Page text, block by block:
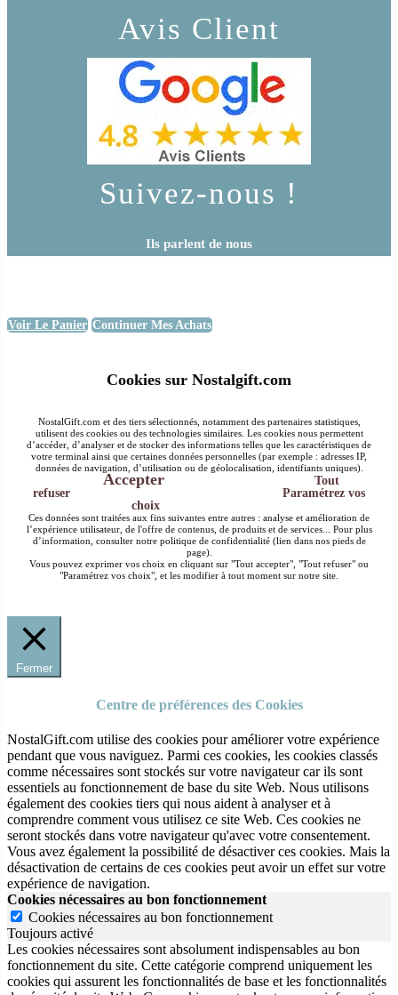
Avis Client
Suivez-nous !
Ils parlent de nous
Voir Le Panier Continuer Mes Achats
Cookies sur Nostalgift.com
NostalGift.com et des tiers sélectionnés, notamment des partenaires statistiques,
utilisent des cookies ou des technologies similaires. Les cookies nous permettent
d’accéder, d’analyser et de stocker des informations telles que les caractéristiques de
votre terminal ainsi que certaines données personnelles (par exemple : adresses IP,
données de navigation, d’utilisation ou de géolocalisation, identifiants uniques).
Accepter
Tout
refuser
Paramétrez vos
choix
Ces données sont traitées aux fins suivantes entre autres : analyse et amélioration de
l’expérience utilisateur, de l'offre de contenus, de produits et de services... Pour plus
d’information, consulter notre politique de confidentialité (lien dans nos pieds de
page).
Vous pouvez exprimer vos choix en cliquant sur "Tout accepter", "Tout refuser" ou
"Paramétrez vos choix", et les modifier à tout moment sur notre site.
Fermer
Centre de préférences des Cookies
NostalGift.com utilise des cookies pour améliorer votre expérience
pendant que vous naviguez. Parmi ces cookies, les cookies classés
comme nécessaires sont stockés sur votre navigateur car ils sont
essentiels au fonctionnement de base du site Web. Nous utilisons
également des cookies tiers qui nous aident à analyser et à
comprendre comment vous utilisez ce site Web. Ces cookies ne
seront stockés dans votre navigateur qu'avec votre consentement.
Vous avez également la possibilité de désactiver ces cookies. Mais la
désactivation de certains de ces cookies peut avoir un effet sur votre
expérience de navigation.
Cookies nécessaires au bon fonctionnement
Cookies nécessaires au bon fonctionnement
Toujours activé
Les cookies nécessaires sont absolument indispensables au bon
fonctionnement du site. Cette catégorie comprend uniquement les
cookies qui assurent les fonctionnalités de base et les fonctionnalités